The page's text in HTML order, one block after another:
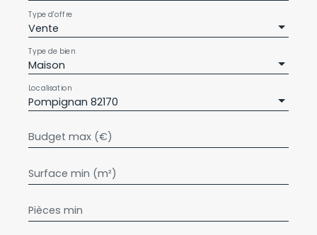
Vente
Type d'offre
Maison
Type de bien
Pompignan 82170
Localisation
Budget max (€)
Surface min (m²)
Pièces min